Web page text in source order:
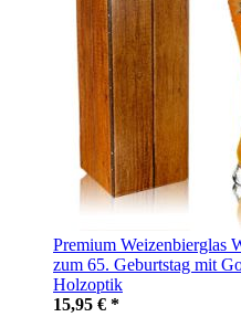
Premium Weizenbierglas
zum 65. Geburtstag mit
Holzoptik
15,95 € *